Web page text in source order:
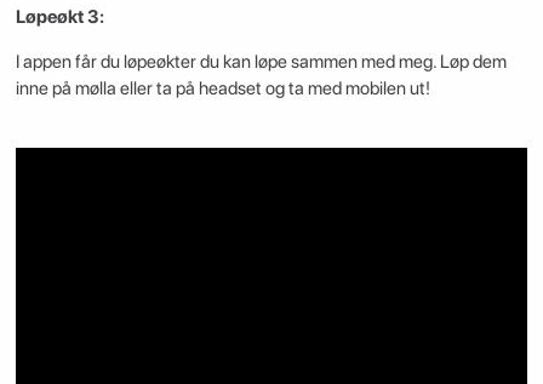
Løpeøkt 3:
I appen får du løpeøkter du kan løpe sammen med meg. Løp dem
inne på mølla eller ta på headset og ta med mobilen ut!